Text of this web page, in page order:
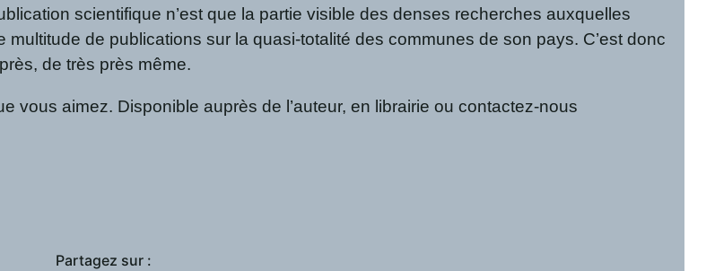
scientifique n’est que la partie visible des denses recherches auxquelles
multitude de publications sur la quasi-totalité des communes de son pays. C’est donc
de très près même.
vous aimez. Disponible auprès de l’auteur, en librairie ou contactez-nous
Partagez sur :